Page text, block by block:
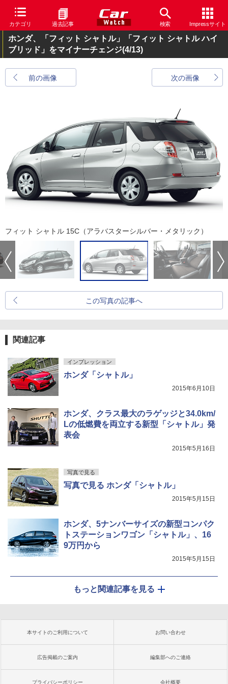
カテゴリ 過去記事 検索 Impressサイト
ホンダ、「フィット シャトル」「フィット シャトル ハイ
ブリッド」をマイナーチェンジ(4/13)
前の画像 次の画像
フィット シャトル 15C（アラバスターシルバー・メタリック）
この写真の記事へ
関連記事
インプレッション
ホンダ「シャトル」
2015年6月10日
ホンダ、クラス最大のラゲッジと34.0km/
Lの低燃費を両立する新型「シャトル」発
表会
2015年5月16日
写真で見る
写真で見る ホンダ「シャトル」
2015年5月15日
ホンダ、5ナンバーサイズの新型コンパク
トステーションワゴン「シャトル」、16
9万円から
2015年5月15日
もっと関連記事を見る
本サイトのご利用について お問い合わせ
広告掲載のご案内 編集部へのご連絡
プライバシーポリシー 会社概要